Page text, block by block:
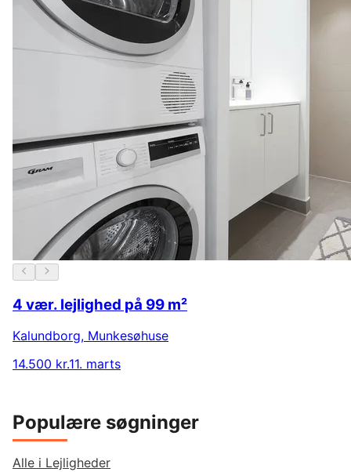
4 vær. lejlighed på 99 m²
Kalundborg, Munkesøhuse
14.500 kr.11. marts
Populære søgninger
Alle i Lejligheder